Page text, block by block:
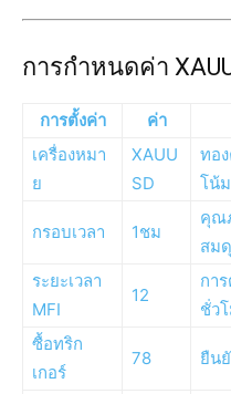
การกำหนดค่า
การตั้งค่า ค่า
เครื่องหมา
ย
XAUU
SD
ทอ
โน้
กรอบเวลา 1ชม
คุณ
สม
ระยะเวลา
MFI
12
กา
ชั่ว
ซื้อทริก
เกอร์
78 ยืน